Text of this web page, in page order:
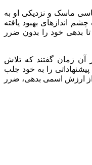
ماسک و نزدیکی او به
اندازهای بهبود یافته
تا بدهی خود را بدون ضرر
آن زمان گفتند که تلاش
فروش بدهی در اواخر سال ۲۰۲۲، پیشنهاداتی را به خود جلب
بانک‌ها تا ۲۰ درصد از ارزش اسمی بدهی، ضرر